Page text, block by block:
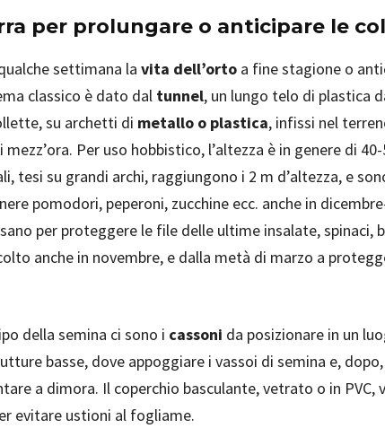
per prolungare o anticipare le
settimana la vita dell’orto a fine stagione o
classico è dato dal tunnel, un lungo telo di plastica
su archetti di metallo o plastica, infissi nel
Per uso hobbistico, l’altezza è in genere di
tesi su grandi archi, raggiungono i 2 m d’altezza, e
pomodori, peperoni, zucchine ecc. anche in
per proteggere le file delle ultime insalate, spinaci,
anche in novembre, e dalla metà di marzo a
della semina ci sono i cassoni da posizionare in un
basse, dove appoggiare i vassoi di semina e,
a dimora. Il coperchio basculante, vetrato o in PVC,
evitare ustioni al fogliame.